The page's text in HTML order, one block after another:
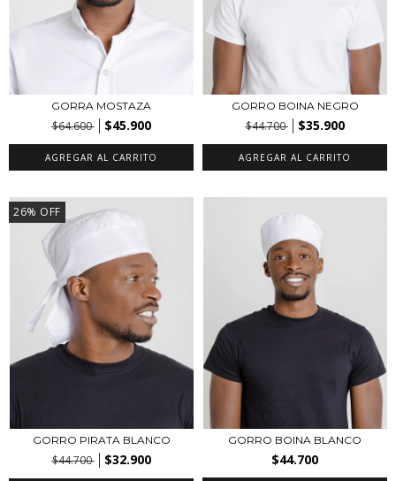
GORRA MOSTAZA
$64.600 $45.900
AGREGAR AL CARRITO
GORRO BOINA NEGRO
$44.700 $35.900
AGREGAR AL CARRITO
26% OFF
GORRO PIRATA BLANCO
$44.700 $32.900
GORRO BOINA BLANCO
$44.700